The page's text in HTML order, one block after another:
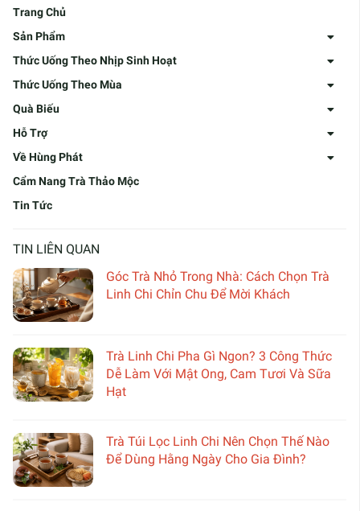
Trang Chủ
Sản Phẩm
Thức Uống Theo Nhịp Sinh Hoạt
Thức Uống Theo Mùa
Quà Biếu
Hỗ Trợ
Về Hùng Phát
Cẩm Nang Trà Thảo Mộc
Tin Tức
TIN LIÊN QUAN
Góc Trà Nhỏ Trong Nhà: Cách Chọn Trà
Linh Chi Chỉn Chu Để Mời Khách
Trà Linh Chi Pha Gì Ngon? 3 Công Thức
Dễ Làm Với Mật Ong, Cam Tươi Và Sữa
Hạt
Trà Túi Lọc Linh Chi Nên Chọn Thế Nào
Để Dùng Hằng Ngày Cho Gia Đình?